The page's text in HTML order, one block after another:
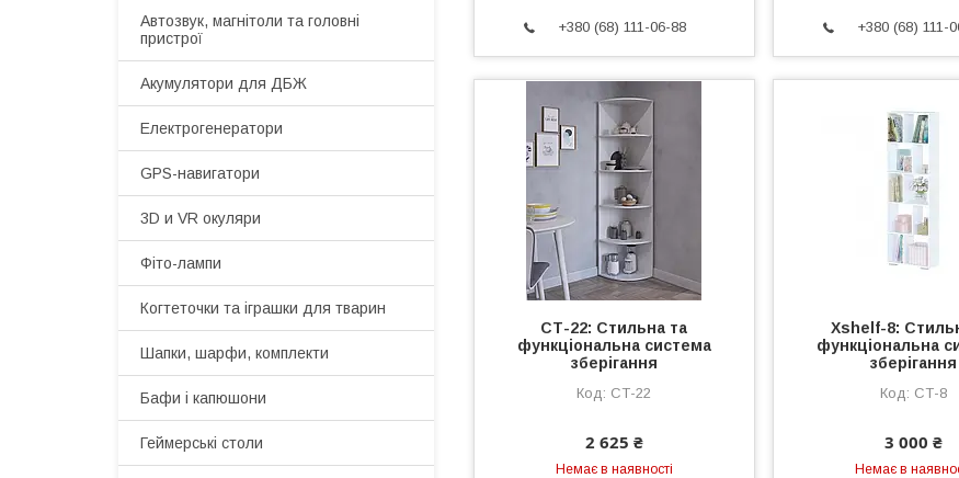
+380 (68) 111-06-88 +380 (68) 111-
СТ-22: Стильна та
функціональна система
зберігання
СТ-22
2 625 ₴
Немає в наявності
Xshelf-8:
функціональна
зберігання
СТ-8
3 000 ₴
Немає в
Автозвук, магнітоли та головні
пристрої
Акумулятори для ДБЖ
Електрогенератори
GPS-навигатори
3D и VR окуляри
Фіто-лампи
Когтеточки та іграшки для тварин
Шапки, шарфи, комплекти
Бафи і капюшони
Геймерські столи